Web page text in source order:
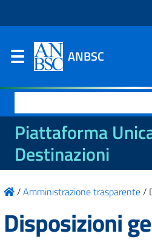
ANBSC
per:
Piattaforma
Destinazioni
/Amministrazione trasparente/
Disposizioni